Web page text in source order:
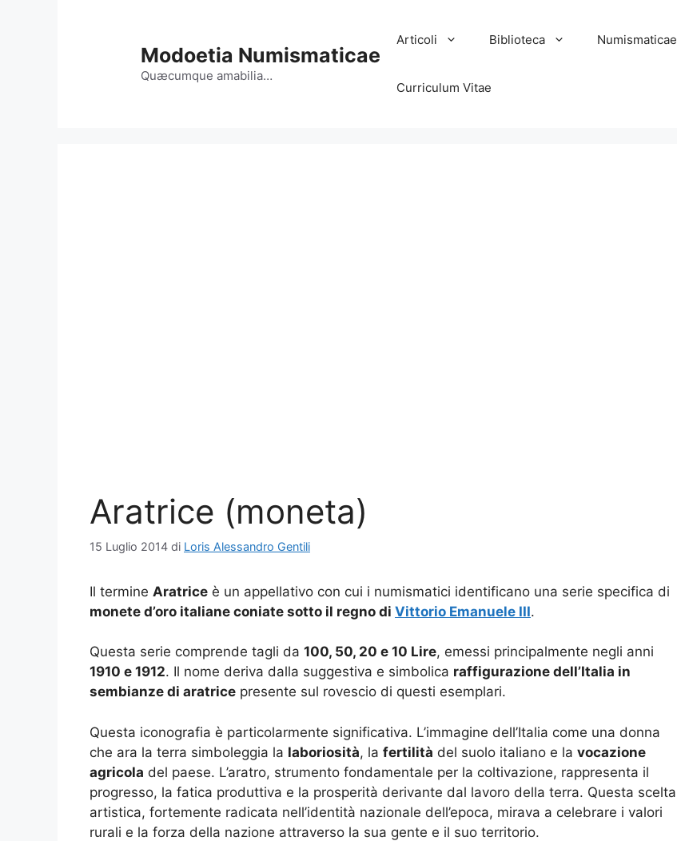
Modoetia Numismaticae
Quæcumque amabilia…
Articoli Biblioteca Numismaticae
Curriculum Vitae
Aratrice (moneta)
15 Luglio 2014 di Loris Alessandro Gentili
Il termine Aratrice è un appellativo con cui i numismatici identificano una serie specifica di
monete d’oro italiane coniate sotto il regno di Vittorio Emanuele III.
Questa serie comprende tagli da 100, 50, 20 e 10 Lire, emessi principalmente negli anni
1910 e 1912. Il nome deriva dalla suggestiva e simbolica raffigurazione dell’Italia in
sembianze di aratrice presente sul rovescio di questi esemplari.
Questa iconografia è particolarmente significativa. L’immagine dell’Italia come una donna
che ara la terra simboleggia la laboriosità, la fertilità del suolo italiano e la vocazione
agricola del paese. L’aratro, strumento fondamentale per la coltivazione, rappresenta il
progresso, la fatica produttiva e la prosperità derivante dal lavoro della terra. Questa scelta
artistica, fortemente radicata nell’identità nazionale dell’epoca, mirava a celebrare i valori
rurali e la forza della nazione attraverso la sua gente e il suo territorio.